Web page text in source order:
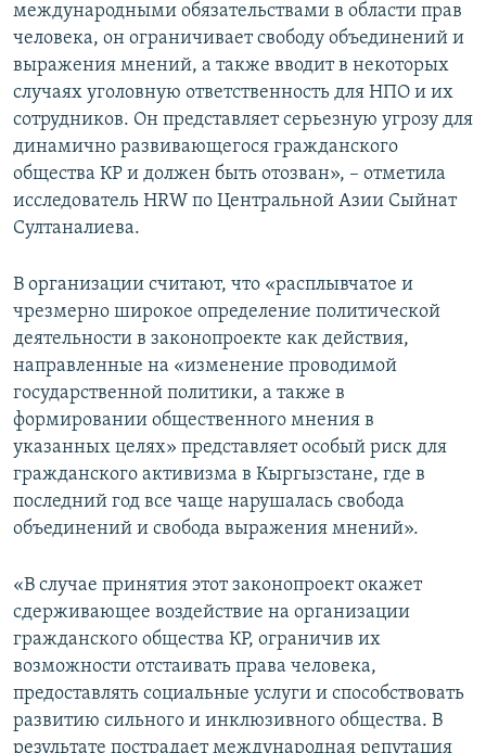
международными обязательствами в области прав
человека, он ограничивает свободу объединений и
выражения мнений, а также вводит в некоторых
случаях уголовную ответственность для НПО и их
сотрудников. Он представляет серьезную угрозу для
динамично развивающегося гражданского
общества КР и должен быть отозван», – отметила
исследователь HRW по Центральной Азии Сыйнат
Султаналиева.
В организации считают, что «расплывчатое и
чрезмерно широкое определение политической
деятельности в законопроекте как действия,
направленные на «изменение проводимой
государственной политики, а также в
формировании общественного мнения в
указанных целях» представляет особый риск для
гражданского активизма в Кыргызстане, где в
последний год все чаще нарушалась свобода
объединений и свобода выражения мнений».
«В случае принятия этот законопроект окажет
сдерживающее воздействие на организации
гражданского общества КР, ограничив их
возможности отстаивать права человека,
предоставлять социальные услуги и способствовать
развитию сильного и инклюзивного общества. В
результате пострадает международная репутация